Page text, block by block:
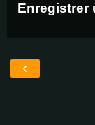
Enregistrer
‹